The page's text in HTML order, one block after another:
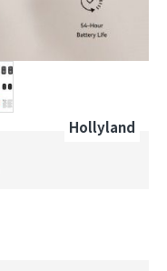
Hollyland